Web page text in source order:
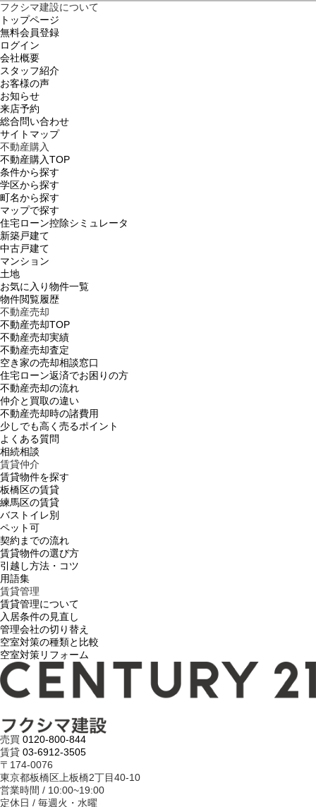
フクシマ建設について
トップページ
無料会員登録
ログイン
会社概要
スタッフ紹介
お客様の声
お知らせ
来店予約
総合問い合わせ
サイトマップ
不動産購入
不動産購入TOP
条件から探す
学区から探す
町名から探す
マップで探す
住宅ローン控除シミュレータ
新築戸建て
中古戸建て
マンション
土地
お気に入り物件一覧
物件閲覧履歴
不動産売却
不動産売却TOP
不動産売却実績
不動産売却査定
空き家の売却相談窓口
住宅ローン返済でお困りの方
不動産売却の流れ
仲介と買取の違い
不動産売却時の諸費用
少しでも高く売るポイント
よくある質問
相続相談
賃貸仲介
賃貸物件を探す
板橋区の賃貸
練馬区の賃貸
バストイレ別
ペット可
契約までの流れ
賃貸物件の選び方
引越し方法・コツ
用語集
賃貸管理
賃貸管理について
入居条件の見直し
管理会社の切り替え
空室対策の種類と比較
空室対策リフォーム
売買 0120-800-844
賃貸 03-6912-3505
〒174-0076
東京都板橋区上板橋2丁目40-10
営業時間 / 10:00~19:00
定休日 / 毎週火・水曜